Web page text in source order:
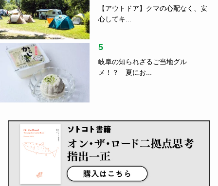
【アウトドア】クマの心配なく、安
心してキ...
5
岐阜の知られざるご当地グル
メ！？ 夏にお...